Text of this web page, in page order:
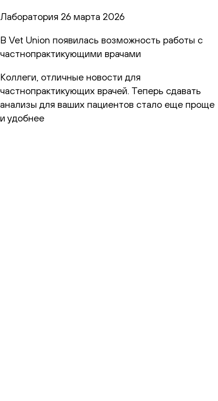
Лаборатория 26 марта 2026
В Vet Union появилась возможность работы с
частнопрактикующими врачами
Коллеги, отличные новости для
частнопрактикующих врачей. Теперь сдавать
анализы для ваших пациентов стало еще проще
и удобнее